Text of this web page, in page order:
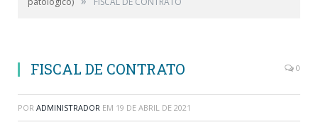
FISCAL DE CONTRATO 0
POR ADMINISTRADOR EM 19 DE ABRIL DE 2021